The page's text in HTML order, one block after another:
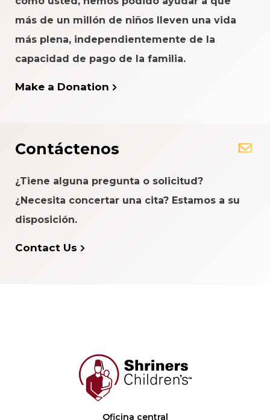
más de un millón de niños lleven una vida
más plena, independientemente de la
capacidad de pago de la familia.
Make a Donation
Contáctenos
¿Tiene alguna pregunta o solicitud?
¿Necesita concertar una cita? Estamos a su
disposición.
Contact Us
Oficina central